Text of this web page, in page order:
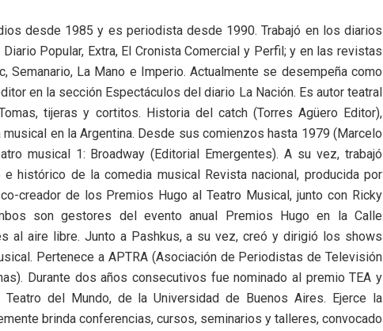
desde 1985 y es periodista desde 1990. Trabajó en los diarios
Diario Popular, Extra, El Cronista Comercial y Perfil; y en las revistas
Semanario, La Mano e Imperio. Actualmente se desempeña como
en la sección Espectáculos del diario La Nación. Es autor teatral
tijeras y cortitos. Historia del catch (Torres Agüero Editor),
en la Argentina. Desde sus comienzos hasta 1979 (Marcelo
musical 1: Broadway (Editorial Emergentes). A su vez, trabajó
histórico de la comedia musical Revista nacional, producida por
creador de los Premios Hugo al Teatro Musical, junto con Ricky
son gestores del evento anual Premios Hugo en la Calle
al aire libre. Junto a Pashkus, a su vez, creó y dirigió los shows
Pertenece a APTRA (Asociación de Periodistas de Televisión
Durante dos años consecutivos fue nominado al premio TEA y
del Mundo, de la Universidad de Buenos Aires. Ejerce la
brinda conferencias, cursos, seminarios y talleres, convocado